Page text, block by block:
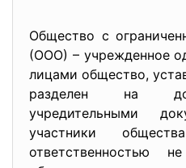
Общество с
(ООО) – учрежденное
лицами общество,
разделен на
учредительными
участники
ответственностью